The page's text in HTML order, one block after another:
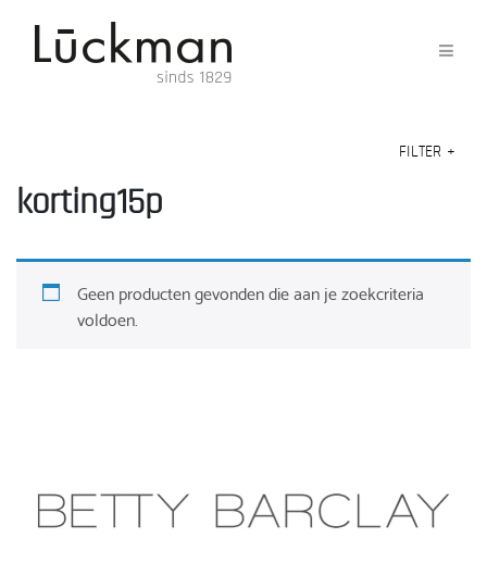
FILTER +
korting15p
Geen producten gevonden die aan je zoekcriteria
voldoen.